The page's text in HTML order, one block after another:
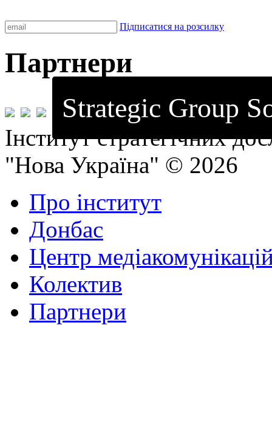
Підписатися на розсилку
Партнери
Strategic Group
Інститут стратегічних
"Нова Україна" © 2026
Про інститут
Донбас
Центр
Колектив
Партнери